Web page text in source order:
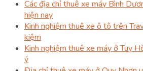
Các địa chỉ thuê xe máy Bình
hiện nay
Kinh nghiệm thuê xe ô tô trên
kiệm
Kinh nghiệm thuê xe máy ở Tuy
ý